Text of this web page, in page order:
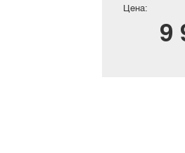
Цена:
9